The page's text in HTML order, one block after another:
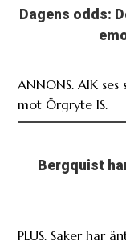
Dagens odds:
ANNONS. AIK
mot Örgryte IS.
Bergquist
PLUS. Saker har